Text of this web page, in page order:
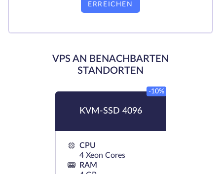
ERREICHEN
VPS AN BENACHBARTEN
STANDORTEN
KVM-SSD 4096
-10%
CPU
4 Xeon Cores
RAM